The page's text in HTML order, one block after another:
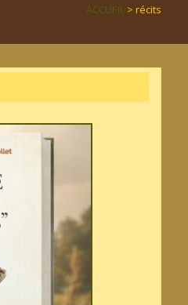
ACCUEIL > récits